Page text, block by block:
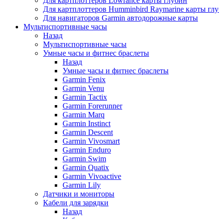
Для картплоттеров Humminbird Raymarine карты
Для навигаторов Garmin автодорожные карты
Мультиспортивные часы
Назад
Мультиспортивные часы
Умные часы и фитнес браслеты
Назад
Умные часы и фитнес браслеты
Garmin Fenix
Garmin Venu
Garmin Tactix
Garmin Forerunner
Garmin Marq
Garmin Instinct
Garmin Descent
Garmin Vivosmart
Garmin Enduro
Garmin Swim
Garmin Quatix
Garmin Vivoactive
Garmin Lily
Датчики и мониторы
Кабели для зарядки
Назад